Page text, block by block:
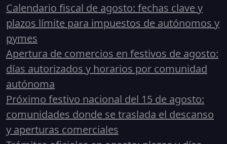
Calendario fiscal de agosto: fechas clave y
plazos límite para impuestos de autónomos y
pymes
Apertura de comercios en festivos de agosto:
días autorizados y horarios por comunidad
autónoma
Próximo festivo nacional del 15 de agosto:
comunidades donde se traslada el descanso
y aperturas comerciales